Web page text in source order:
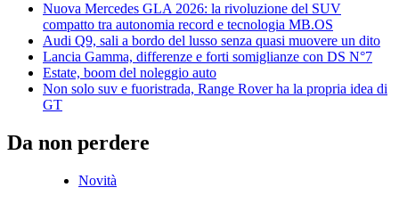
Nuova Mercedes GLA 2026: la rivoluzione del SUV
compatto tra autonomia record e tecnologia MB.OS
Audi Q9, sali a bordo del lusso senza quasi muovere un dito
Lancia Gamma, differenze e forti somiglianze con DS N°7
Estate, boom del noleggio auto
Non solo suv e fuoristrada, Range Rover ha la propria idea di
GT
Da non perdere
Novità